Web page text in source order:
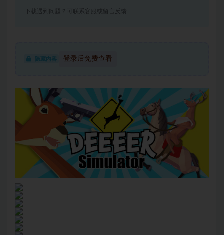
下载遇到问题？可联系客服或留言反馈
隐藏内容 登录后免费查看